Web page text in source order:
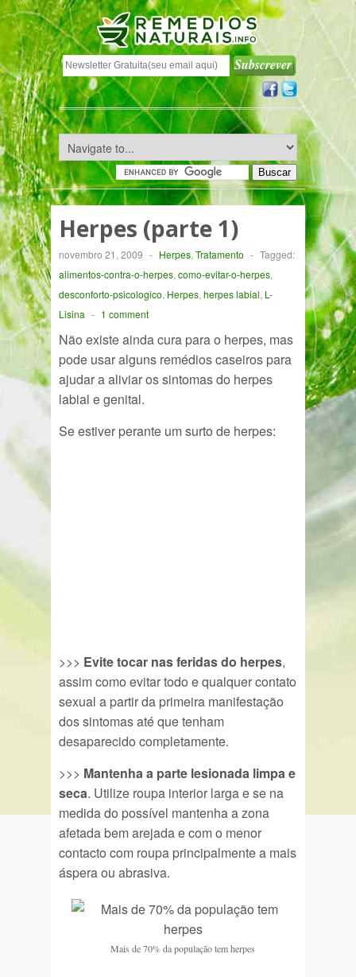
Herpes (parte 1)
novembro 21, 2009 - Herpes, Tratamento - Tagged:
alimentos-contra-o-herpes, como-evitar-o-herpes,
desconforto-psicologico, Herpes, herpes labial, L-
Lisina - 1 comment
Não existe ainda cura para o herpes, mas
pode usar alguns remédios caseiros para
ajudar a aliviar os sintomas do herpes
labial e genital.
Se estiver perante um surto de herpes:
>>> Evite tocar nas feridas do herpes,
assim como evitar todo e qualquer contato
sexual a partir da primeira manifestação
dos sintomas até que tenham
desaparecido completamente.
>>> Mantenha a parte lesionada limpa e
seca. Utilize roupa interior larga e se na
medida do possível mantenha a zona
afetada bem arejada e com o menor
contacto com roupa principalmente a mais
áspera ou abrasiva.
Mais de 70% da população tem herpes